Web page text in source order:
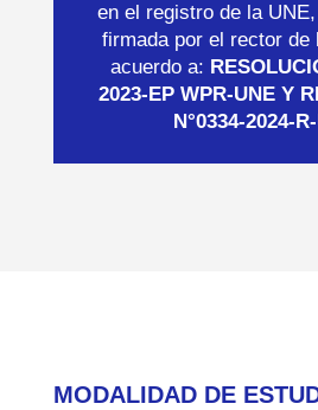
en el registro de la
firmada por el rector de
acuerdo a:
2023-EP WPR-UNE Y
N°0334-2024-
MODALIDAD DE